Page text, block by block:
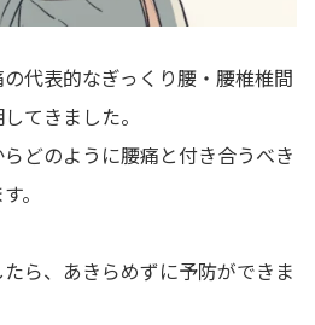
代表的なぎっくり腰・腰椎椎間
てきました。
どのように腰痛と付き合うべき
。
ら、あきらめずに予防ができま